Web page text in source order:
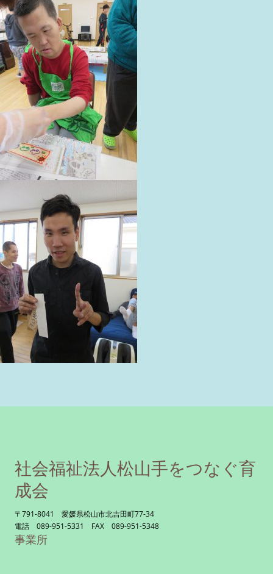
社会福祉法人松山手をつなぐ育
成会
〒791-8041 愛媛県松山市北吉田町77-34
電話 089-951-5331 FAX 089-951-5348
事業所